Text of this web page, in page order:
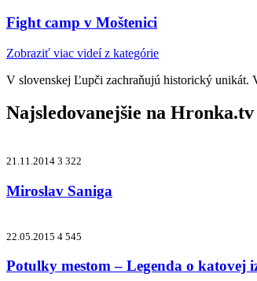
Fight camp v Moštenici
Zobraziť viac videí z kategórie
V slovenskej Ľupči zachraňujú historický unikát.
Najsledovanejšie na Hronka.tv
21.11.2014 3 322
Miroslav Saniga
22.05.2015 4 545
Potulky mestom – Legenda o katovej